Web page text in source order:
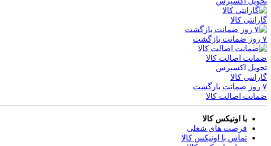
گارانتی کالا
۷ روز ضمانت بازگشت
ضمانت اصالت کالا
تحویل اکسپرس
گارانتی کالا
۷ روز ضمانت بازگشت
ضمانت اصالت کالا
با اونیکس کالا
فرصت های شغلی
تماس با اونیکس کالا